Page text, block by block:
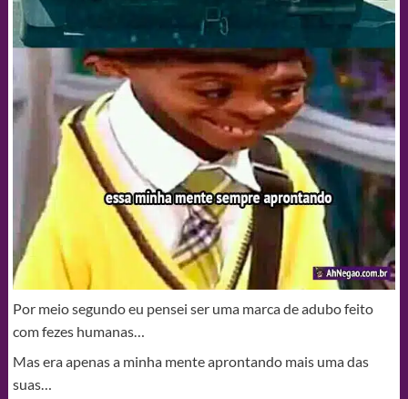
Por meio segundo eu pensei ser uma marca de adubo feito
com fezes humanas…
Mas era apenas a minha mente aprontando mais uma das
suas…